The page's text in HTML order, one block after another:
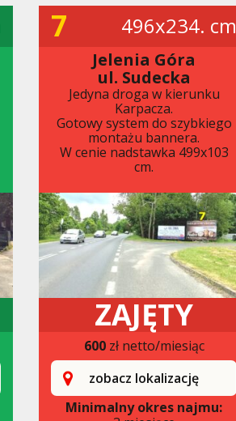
7 496x234. cm
Jelenia Góra
ul. Sudecka
Jedyna droga w kierunku
Karpacza.
Gotowy system do szybkiego
montażu bannera.
W cenie nadstawka 499x103
cm.
ZAJĘTY
600zł netto/miesiąc
zobacz lokalizację
Minimalny okres najmu: